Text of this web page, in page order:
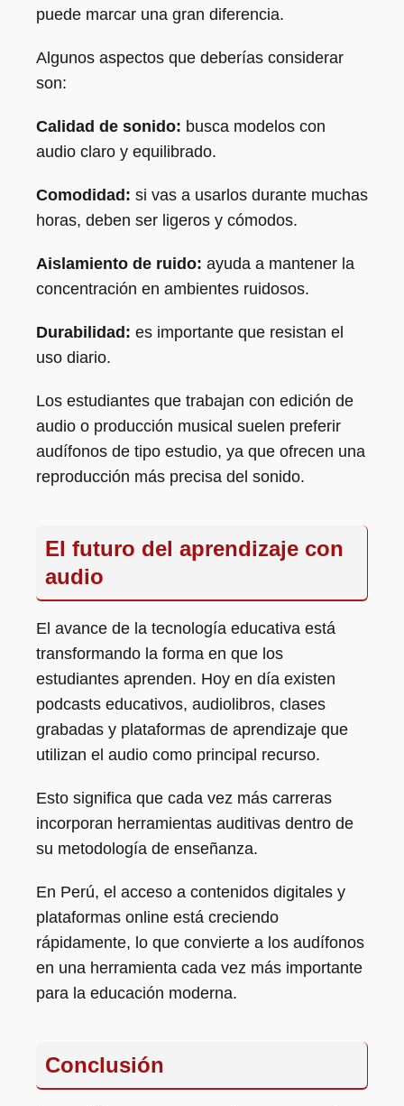
puede marcar una gran diferencia.
Algunos aspectos que deberías considerar
son:
Calidad de sonido: busca modelos con
audio claro y equilibrado.
Comodidad: si vas a usarlos durante muchas
horas, deben ser ligeros y cómodos.
Aislamiento de ruido: ayuda a mantener la
concentración en ambientes ruidosos.
Durabilidad: es importante que resistan el
uso diario.
Los estudiantes que trabajan con edición de
audio o producción musical suelen preferir
audífonos de tipo estudio, ya que ofrecen una
reproducción más precisa del sonido.
El futuro del aprendizaje con
audio
El avance de la tecnología educativa está
transformando la forma en que los
estudiantes aprenden. Hoy en día existen
podcasts educativos, audiolibros, clases
grabadas y plataformas de aprendizaje que
utilizan el audio como principal recurso.
Esto significa que cada vez más carreras
incorporan herramientas auditivas dentro de
su metodología de enseñanza.
En Perú, el acceso a contenidos digitales y
plataformas online está creciendo
rápidamente, lo que convierte a los audífonos
en una herramienta cada vez más importante
para la educación moderna.
Conclusión